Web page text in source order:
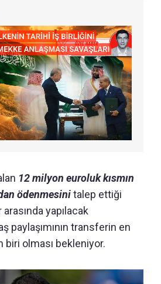
12 milyon euroluk kısmın
ödenmesinitalep ettiği
yapılacak
paylaşımının transferin en
biri olması bekleniyor.